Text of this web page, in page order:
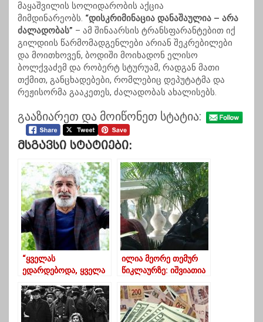
მაყაშვილის სოლიდარობის აქცია
მიმდინარეობს. “დისკრიმინაცია დანაშაულია – არა
ძალადობას” – ამ შინაარსის ტრანსფარანტებით იქ
გილდიის წარმომადგენლები არიან შეკრებილები
და მოითხოვენ, ბოდიში მოიხადონ ელისო
ბოლქვაძემ და რობერტ სტურუამ, რადგან მათი
თქმით, განცხადებები, რომლებიც დეპუტატმა და
რეჟისორმა გააკეთეს, ძალადობას ახალისებს.
გააზიარეთ და მოიწონეთ სტატია:
Მსგავსი Სტატიები:
“ყველას
ედარდებოდა, ყველა
სახალხო იყო თემური”
ილია მეორე თემურ
წიკლაურზე: იშვიათია
უყვარდეს
საზოგადოებას